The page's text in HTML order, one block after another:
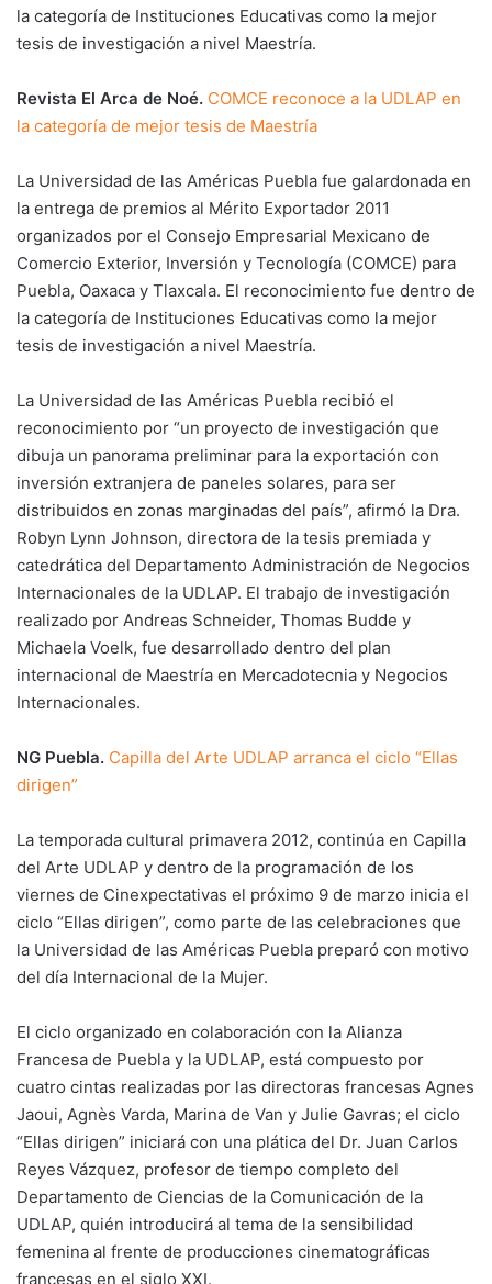
la categoría de Instituciones Educativas como la mejor
tesis de investigación a nivel Maestría.
Revista El Arca de Noé. COMCE reconoce a la UDLAP en
la categoría de mejor tesis de Maestría
La Universidad de las Américas Puebla fue galardonada en
la entrega de premios al Mérito Exportador 2011
organizados por el Consejo Empresarial Mexicano de
Comercio Exterior, Inversión y Tecnología (COMCE) para
Puebla, Oaxaca y Tlaxcala. El reconocimiento fue dentro de
la categoría de Instituciones Educativas como la mejor
tesis de investigación a nivel Maestría.
La Universidad de las Américas Puebla recibió el
reconocimiento por “un proyecto de investigación que
dibuja un panorama preliminar para la exportación con
inversión extranjera de paneles solares, para ser
distribuidos en zonas marginadas del país”, afirmó la Dra.
Robyn Lynn Johnson, directora de la tesis premiada y
catedrática del Departamento Administración de Negocios
Internacionales de la UDLAP. El trabajo de investigación
realizado por Andreas Schneider, Thomas Budde y
Michaela Voelk, fue desarrollado dentro del plan
internacional de Maestría en Mercadotecnia y Negocios
Internacionales.
NG Puebla. Capilla del Arte UDLAP arranca el ciclo “Ellas
dirigen”
La temporada cultural primavera 2012, continúa en Capilla
del Arte UDLAP y dentro de la programación de los
viernes de Cinexpectativas el próximo 9 de marzo inicia el
ciclo “Ellas dirigen”, como parte de las celebraciones que
la Universidad de las Américas Puebla preparó con motivo
del día Internacional de la Mujer.
El ciclo organizado en colaboración con la Alianza
Francesa de Puebla y la UDLAP, está compuesto por
cuatro cintas realizadas por las directoras francesas Agnes
Jaoui, Agnès Varda, Marina de Van y Julie Gavras; el ciclo
“Ellas dirigen” iniciará con una plática del Dr. Juan Carlos
Reyes Vázquez, profesor de tiempo completo del
Departamento de Ciencias de la Comunicación de la
UDLAP, quién introducirá al tema de la sensibilidad
femenina al frente de producciones cinematográficas
francesas en el siglo XXI.